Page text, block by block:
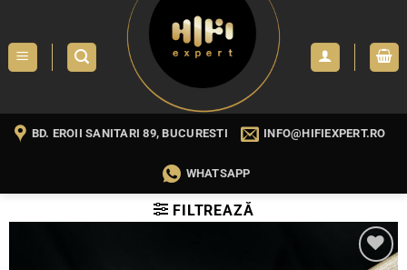
content
BD. EROII SANITARI 89, BUCURESTI INFO@HIFIEXPERT.RO
WHATSAPP
FILTREAZĂ